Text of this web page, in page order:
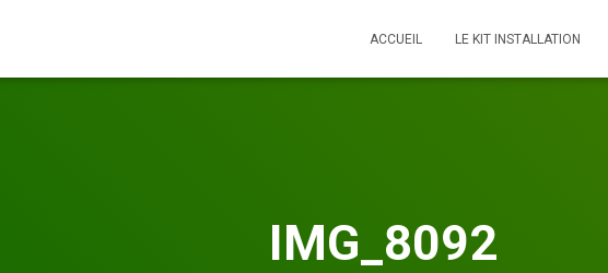
ACCUEIL LE KIT INSTALLATION
IMG_8092